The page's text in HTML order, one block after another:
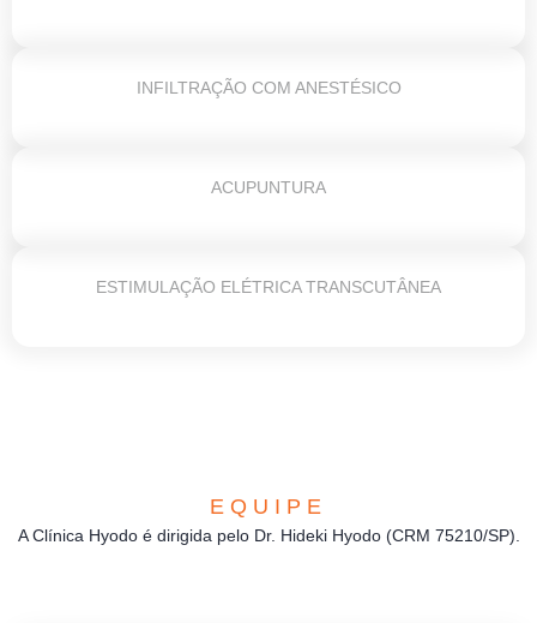
INFILTRAÇÃO COM ANESTÉSICO
ACUPUNTURA
ESTIMULAÇÃO ELÉTRICA TRANSCUTÂNEA
EQUIPE
A Clínica Hyodo é dirigida pelo Dr. Hideki Hyodo (CRM 75210/SP).